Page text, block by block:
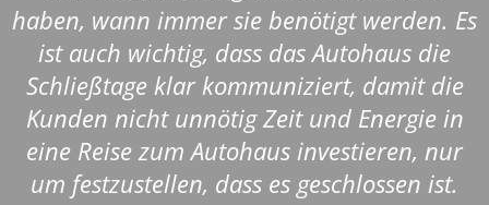
haben, wann immer sie benötigt werden. Es
ist auch wichtig, dass das Autohaus die
Schließtage klar kommuniziert, damit die
Kunden nicht unnötig Zeit und Energie in
eine Reise zum Autohaus investieren, nur
um festzustellen, dass es geschlossen ist.